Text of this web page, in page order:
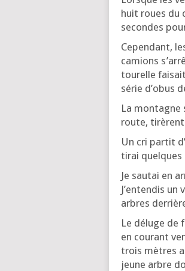
huit roues du
secondes
Cepen­dant,
camions
tou­relle
série d’o­bus
La mon­tagne
route,
Un cri par­tit
tirai quelques
Je sau­tai en
J’en­ten­dis
arbres
Le déluge de
en cou­rant
trois mètres
jeune arbre